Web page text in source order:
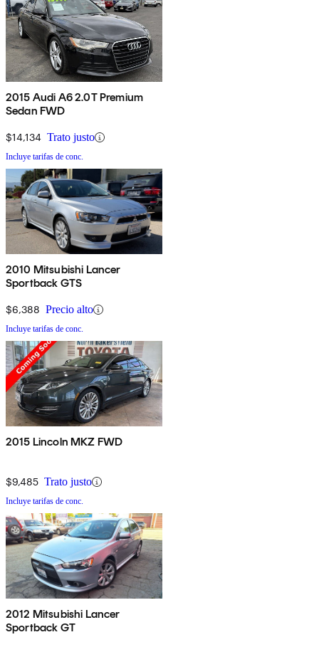
2015 Audi A6 2.0T Premium
Sedan FWD
$14,134 Trato justo
Incluye tarifas de conc.
2010 Mitsubishi Lancer
Sportback GTS
$6,388 Precio alto
Incluye tarifas de conc.
2015 Lincoln MKZ FWD
$9,485 Trato justo
Incluye tarifas de conc.
2012 Mitsubishi Lancer
Sportback GT